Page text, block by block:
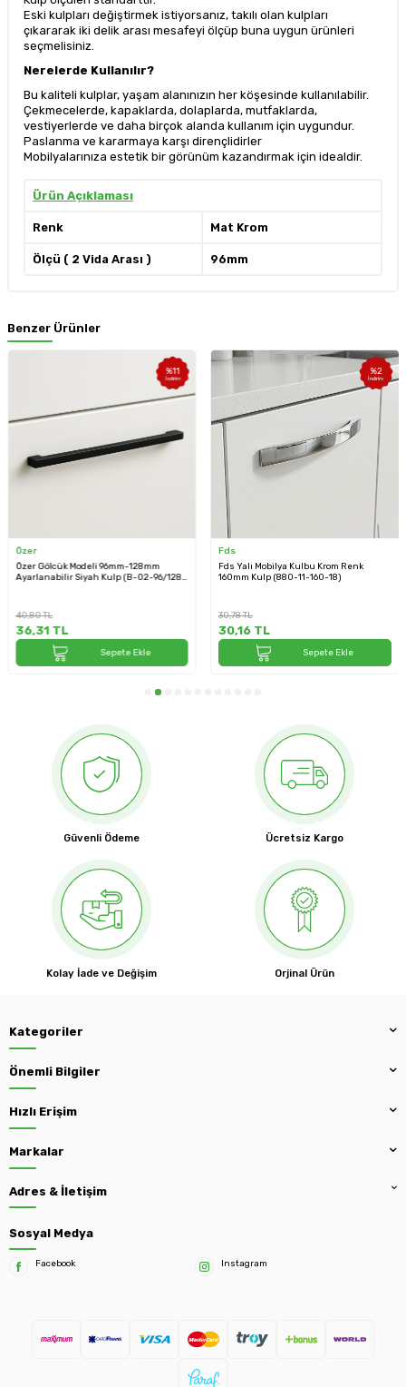
Eski kulpları değiştirmek istiyorsanız, takılı olan kulpları
çıkararak iki delik arası mesafeyi ölçüp buna uygun ürünleri
seçmelisiniz.
Nerelerde Kullanılır?
Bu kaliteli kulplar, yaşam alanınızın her köşesinde kullanılabilir.
Çekmecelerde, kapaklarda, dolaplarda, mutfaklarda,
vestiyerlerde ve daha birçok alanda kullanım için uygundur.
Paslanma ve kararmaya karşı dirençlidirler
Mobilyalarınıza estetik bir görünüm kazandırmak için idealdir.
Ürün Açıklaması
Renk Mat Krom
Ölçü ( 2 Vida Arası ) 96mm
Benzer Ürünler
%11
İndirim
Özer
Özer Gölcük Modeli 96mm-128mm
Ayarlanabilir Siyah Kulp (B-02-96/128-
40,80TL
36,31TL
Sepete Ekle
%2
İndirim
Fds
Fds Yalı Mobilya Kulbu Krom Renk
160mm Kulp (880-11-160-18)
30,78TL
30,16TL
Sepete Ekle
Güvenli Ödeme Ücretsiz Kargo
Kolay İade ve Değişim Orjinal Ürün
Kategoriler
Önemli Bilgiler
Hızlı Erişim
Markalar
Adres & İletişim
Sosyal Medya
Facebook Instagram